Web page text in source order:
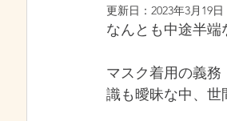
ONLINE SHOP（Superfoods）
更新日： 2023年3月19日
なんとも中途半端
マスク着用の義
識も曖昧な中、世